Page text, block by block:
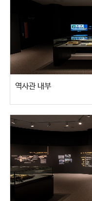
역사관 내부